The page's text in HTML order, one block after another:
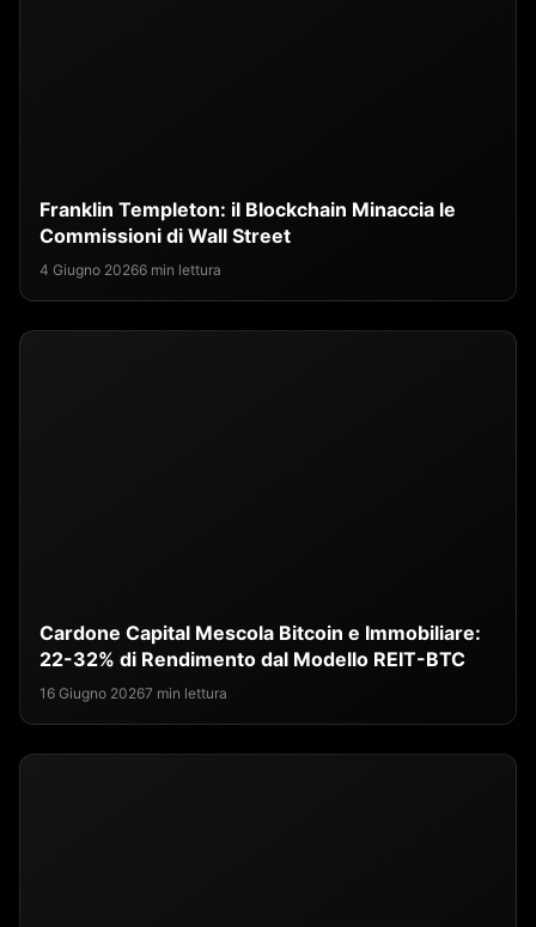
Franklin Templeton: il Blockchain Minaccia le
Commissioni di Wall Street
4 Giugno 20266 min lettura
Cardone Capital Mescola Bitcoin e Immobiliare:
22-32% di Rendimento dal Modello REIT-BTC
16 Giugno 20267 min lettura